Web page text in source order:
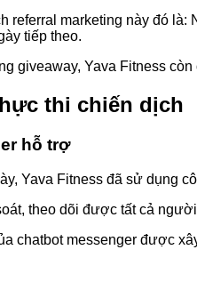
referral marketing này đó
tiếp theo.
giveaway, Yava Fitness
thi chiến dịch
hỗ trợ
Yava Fitness đã sử dụng
theo dõi được tất cả
chatbot messenger được